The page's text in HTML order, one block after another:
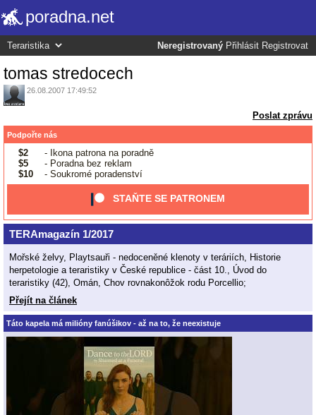
poradna.net
Neregistrovaný Přihlásit Registrovat
tomas stredocech
26.08.2007 17:49:52
Poslat zprávu
Podpořte nás
$2
- Ikona patrona na poradně
$5
- Poradna bez reklam
$10
- Soukromé poradenství
STAŇTE SE PATRONEM
TERAmagazín 1/2017
Mořské želvy, Playtsauři - nedoceněné klenoty v teráriích, Historie
herpetologie a teraristiky v České republice - část 10., Úvod do
teraristiky (42), Omán, Chov rovnakonôžok rodu Porcellio;
Přejít na článek
Táto kapela má milióny fanúšikov - až na to, že neexistuje